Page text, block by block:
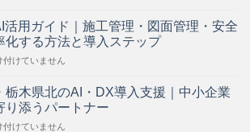
活用ガイド｜施工管理・図面管理・安全
化する方法と導入ステップ
付けていません
栃木県北のAI・DX導入支援｜中小企業
り添うパートナー
付けていません